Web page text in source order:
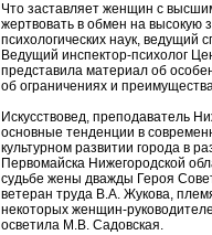
Что заставляет женщин с
жертвовать в обмен на высокую
психологических наук,
Ведущий инспектор-психолог
представила материал об
об ограничениях и
Искусствовед, преподаватель
основные тенденции в
культурном развитии города в
Первомайска Нижегородской
судьбе жены дважды Героя
ветеран труда В.А. Жукова,
некоторых женщин-
осветила М.В. Садовская.